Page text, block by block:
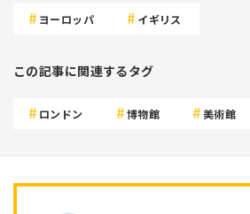
ヨーロッパ イギリス
この記事に関連するタグ
ロンドン 博物館 美術館